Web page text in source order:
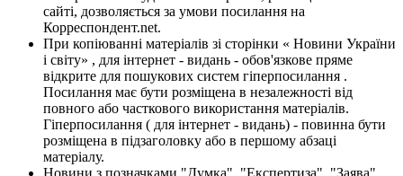
сайті, дозволяється за умови посилання на
Корреспондент.net.
При копіюванні матеріалів зі сторінки « Новини України
і світу» , для інтернет - видань - обов'язкове пряме
відкрите для пошукових систем гіперпосилання .
Посилання має бути розміщена в незалежності від
повного або часткового використання матеріалів.
Гіперпосилання ( для інтернет - видань) - повинна бути
розміщена в підзаголовку або в першому абзаці
матеріалу.